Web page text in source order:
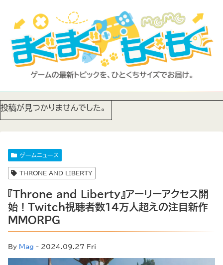
投稿が見つかりませんでした。
ゲームニュース
THRONE AND LIBERTY
『Throne and Liberty』アーリーアクセス開
始！Twitch視聴者数14万人超えの注目新作
MMORPG
By Mag - 2024.09.27 Fri